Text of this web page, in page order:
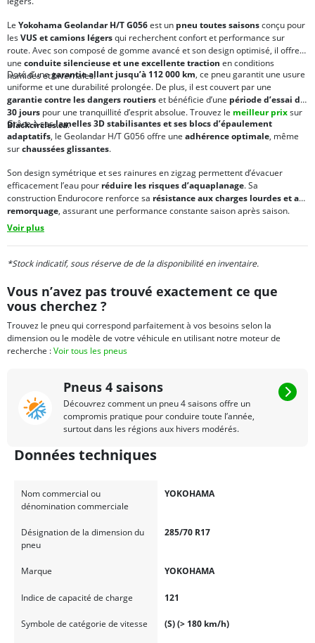
Le Yokohama Geolandar H/T G056est un pneu toutes saisonsconçu pour
lesVUS et camions légersqui recherchent confort et performance sur
route. Avec son composé de gomme avancé et son design optimisé, il offre
une conduite silencieuse et une excellente traction en conditions
humides et hivernales.
Doté d’unegarantie allant jusqu’à 112 000 km, ce pneu garantit une usure
uniforme et une durabilité prolongée. De plus, il est couvert par une
garantie contre les dangers routierset bénéficie d’une période d’essai de
30 jours pour une tranquillité d’esprit absolue. Trouvez le meilleur prixsur
Blackcircles.ca.
Grâce à seslamelles 3D stabilisantes et ses blocs d’épaulement
adaptatifs, le Geolandar H/T G056 offre une adhérence optimale, même
surchaussées glissantes.
Son design symétrique et ses rainures en zigzag permettent d’évacuer
efficacement l’eau pour réduire les risques d’aquaplanage. Sa
construction Endurocore renforce sa résistance aux charges lourdes et au
remorquage, assurant une performance constante saison après saison.
Voir plus
*Stock indicatif, sous réserve de de la disponibilité en inventaire.
Vous n’avez pas trouvé exactement ce que
vous cherchez ?
Trouvez le pneu qui correspond parfaitement à vos besoins selon la
dimension ou le modèle de votre véhicule en utilisant notre moteur de
recherche :Voir tous les pneus
Pneus 4 saisons
Découvrez comment un pneu 4 saisons offre un
compromis pratique pour conduire toute l’année,
surtout dans les régions aux hivers modérés.
Données techniques
Nom commercial ou
dénomination commerciale
YOKOHAMA
Désignation de la dimension du
pneu
285/70 R17
Marque YOKOHAMA
Indice de capacité de charge 121
Symbole de catégorie de vitesse (S) (> 180 km/h)